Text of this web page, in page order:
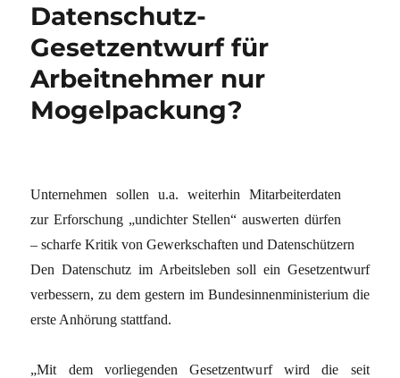
Datenschutz-
Gesetzentwurf für
Arbeitnehmer nur
Mogelpackung?
Unternehmen sollen u.a. weiterhin Mitarbeiterdaten
zur Erforschung „undichter Stellen“ auswerten dürfen
– scharfe Kritik von Gewerkschaften und Datenschützern
Den Datenschutz im Arbeitsleben soll ein Gesetzentwurf
verbessern, zu dem gestern im Bundesinnenministerium die
erste Anhörung stattfand.
„Mit dem vorliegenden Gesetzentwurf wird die seit